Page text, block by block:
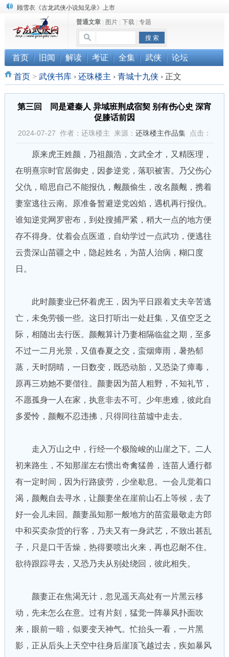
“武侠书库”查缺补漏活动圆满结束
《古龙小说原貌探究》修订版已上市
普通文章| 图片| 下载| 专题
首页 旧闻 解读 考证 全集 武侠 论坛
首页> 武侠书库 › 还珠楼主 › 青城十九侠 ›正文
第三回 同是避秦人 异域班荆成宿契 别有伤心史 深宵
促膝话前因
2024-07-27 作者：还珠楼主 来源： 还珠楼主作品集点击：
原来虎王姓颜，乃祖颜浩，文武全才，又精医理，
在明熹宗时官居御史，因参逆党，落职被害。乃父伤心
父仇，暗思自己不能报仇，觍颜偷生，改名颜觍，携着
妻室逃往云南。原准备暂避逆党凶焰，遇机再行报仇。
谁知逆党网罗密布，到处搜捕严紧，稍大一点的地方便
存不得身。仗着会点医道，自幼学过一点武功，便逃往
云贵深山苗疆之中，隐起姓名，为苗人治病，糊口度
日。
此时颜妻业已怀着虎王，因为平日跟着丈夫辛苦逃
亡，未免劳顿一些。这日打听出一处赶集，又值空乏之
际，相随出去行医。颜觍算计乃妻相隔临盆之期，至多
不过一二月光景，又值春夏之交，蛮烟瘴雨，暑热郁
蒸，天时阴晴，一日数变，既恐动胎，又恐染了瘴毒，
原再三劝她不要偕往。颜妻因为苗人粗野，不知礼节，
不愿孤身一人在家，执意非去不可。少年患难，彼此自
多爱怜，颜觍不忍违拂，只得同往苗墟中走去。
走入万山之中，行经一个极险峻的山崖之下。二人
初来路生，不知那崖左右惯出奇禽猛兽，连苗人通行都
有一定时间，因为行路疲劳，少坐歇息。一会儿觉着口
渴，颜觍自去寻水，让颜妻坐在崖前山石上等候，去了
好一会儿未回。颜妻虽知那一般地方的苗蛮最敬走方郎
中和买卖杂货的行客，乃夫又有一身武艺，不致出甚乱
子，只是口干舌燥，热得要喷出火来，再也忍耐不住。
欲待跟踪寻去，又恐乃夫从别处绕回，彼此相失。
颜妻正在焦渴无计，忽见遥天高处有一片黑云移
动，先未怎么在意。过有片刻，猛觉一阵暴风扑面吹
来，眼前一暗，似要变天神气。忙抬头一看，一片黑
影，正从后头上天空中往身后崖顶飞越过去，疾如暴风